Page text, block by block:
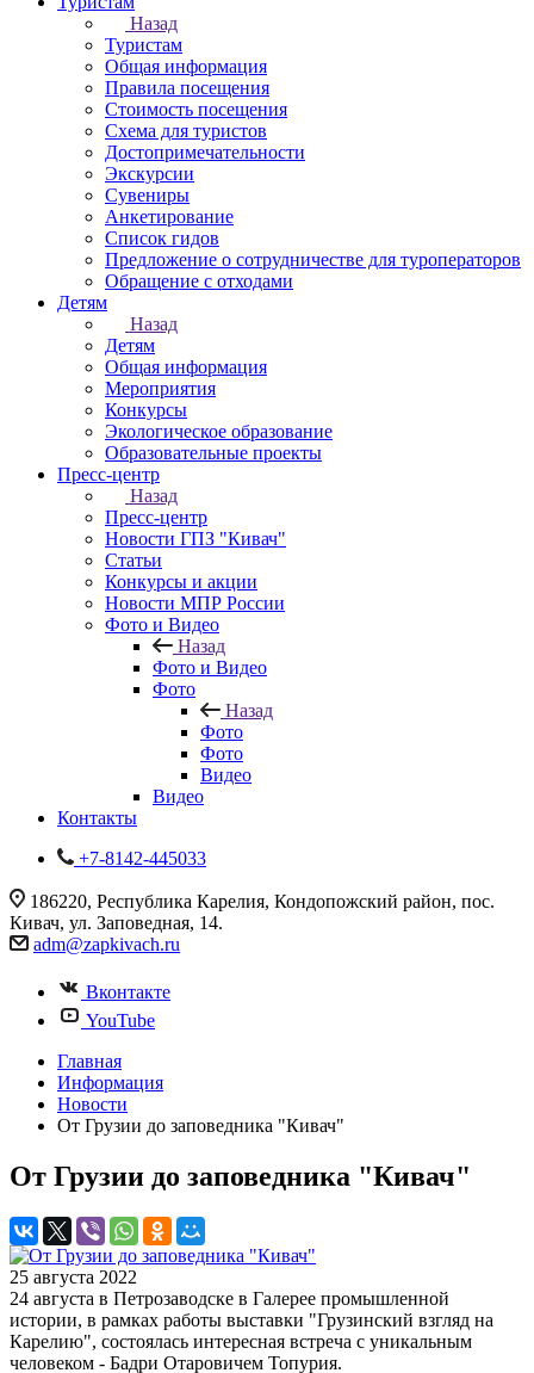
Назад
Туристам
Общая информация
Правила посещения
Стоимость посещения
Схема для туристов
Достопримечательности
Экскурсии
Сувениры
Анкетирование
Список гидов
Предложение о сотрудничестве для туроператоров
Обращение с отходами
Детям
Назад
Детям
Общая информация
Мероприятия
Конкурсы
Экологическое образование
Образовательные проекты
Пресс-центр
Назад
Пресс-центр
Новости ГПЗ "Кивач"
Статьи
Конкурсы и акции
Новости МПР России
Фото и Видео
Назад
Фото и Видео
Фото
Назад
Фото
Фото
Видео
Видео
Контакты
+7-8142-445033
186220, Республика Карелия, Кондопожский район, пос.
Кивач, ул. Заповедная, 14.
adm@zapkivach.ru
Вконтакте
YouTube
Главная
Информация
Новости
От Грузии до заповедника "Кивач"
От Грузии до заповедника "Кивач"
25 августа 2022
24 августа в Петрозаводске в Галерее промышленной
истории, в рамках работы выставки "Грузинский взгляд на
Карелию", состоялась интересная встреча с уникальным
человеком - Бадри Отаровичем Топурия.